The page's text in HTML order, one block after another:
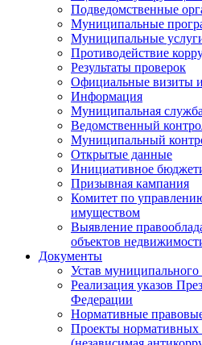
Подведомственные
Муниципальные
Муниципальные
Противодействие
Результаты проверок
Официальные визиты
Информация
Муниципальная служба
Ведомственный
Муниципальный
Открытые данные
Инициативное
Призывная кампания
Комитет по
имуществом
Выявление
объектов
Документы
Устав
Реализация указов
Федерации
Нормативные
Проекты нормативных